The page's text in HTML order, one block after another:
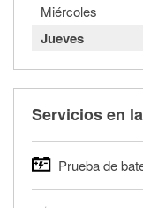
Miércoles
Jueves
Servicios en
Prueba de